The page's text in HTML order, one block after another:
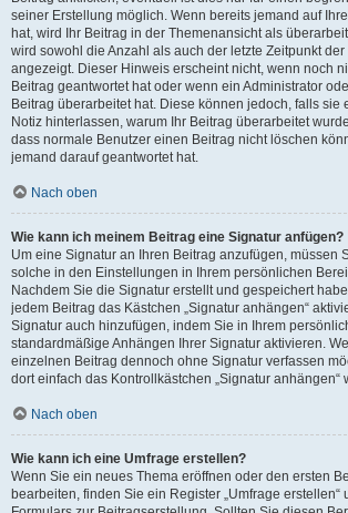
seiner Erstellung möglich. Wenn bereits jemand auf
hat, wird Ihr Beitrag in der Themenansicht als
wird sowohl die Anzahl als auch der letzte Zeitpunkt
angezeigt. Dieser Hinweis erscheint nicht, wenn noch
Beitrag geantwortet hat oder wenn ein Administrator
Beitrag überarbeitet hat. Diese können jedoch, falls sie
Notiz hinterlassen, warum Ihr Beitrag überarbeitet
dass normale Benutzer einen Beitrag nicht löschen
jemand darauf geantwortet hat.
Nach oben
Wie kann ich meinem Beitrag eine Signatur anfügen?
Um eine Signatur an Ihren Beitrag anzufügen, müssen
solche in den Einstellungen in Ihrem persönlichen
Nachdem Sie die Signatur erstellt und gespeichert
jedem Beitrag das Kästchen „Signatur anhängen“
Signatur auch hinzufügen, indem Sie in Ihrem
standardmäßige Anhängen Ihrer Signatur aktivieren.
einzelnen Beitrag dennoch ohne Signatur verfassen
dort einfach das Kontrollkästchen „Signatur anhängen“
Nach oben
Wie kann ich eine Umfrage erstellen?
Wenn Sie ein neues Thema eröffnen oder den ersten
bearbeiten, finden Sie ein Register „Umfrage erstellen“